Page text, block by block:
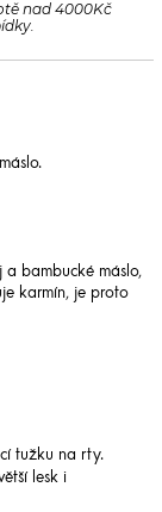
nad 4000Kč
bambucké máslo,
karmín, je proto
tužku na rty.
lesk i